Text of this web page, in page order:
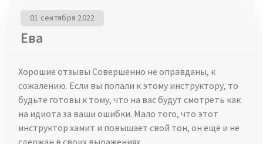
Ева
01 сентября 2022
Хорошие отзывы Совершенно не оправданы, к
сожалению. Если вы попали к этому инструктору, то
будьте готовы к тому, что на вас будут смотреть как
на идиота за ваши ошибки. Мало того, что этот
инструктор хамит и повышает свой тон, он ещё и не
сдержан в своих выражениях.